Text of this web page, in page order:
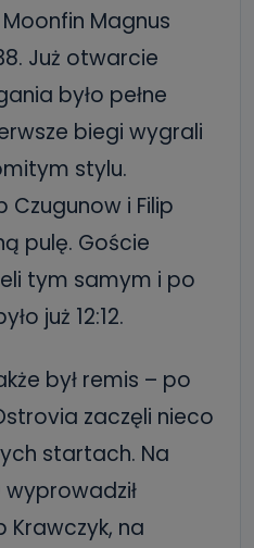
Magnus
Już otwarcie
było pełne
biegi wygrali
stylu.
Czugunow i Filip
pulę. Goście
tym samym i po
już 12:12.
był remis – po
zaczęli nieco
startach. Na
Krawczyk, na